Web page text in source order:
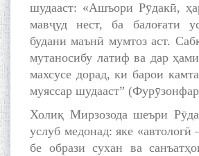
шудааст: «Ашъори Рӯдакӣ,
мавҷуд нест, ба балоғати
будани маънӣ мумтоз аст.
мутаносибу латиф ва дар
махсусе дорад, ки барои
муяссар шудааст”
Холиқ Мирзозода шеъри
услуб медонад: яке «автологӣ
бе образи сухан ва
БА МУНОСИБАТИ
БУЗУРГДОШТИ РӮЗИ РӮДАКӢ